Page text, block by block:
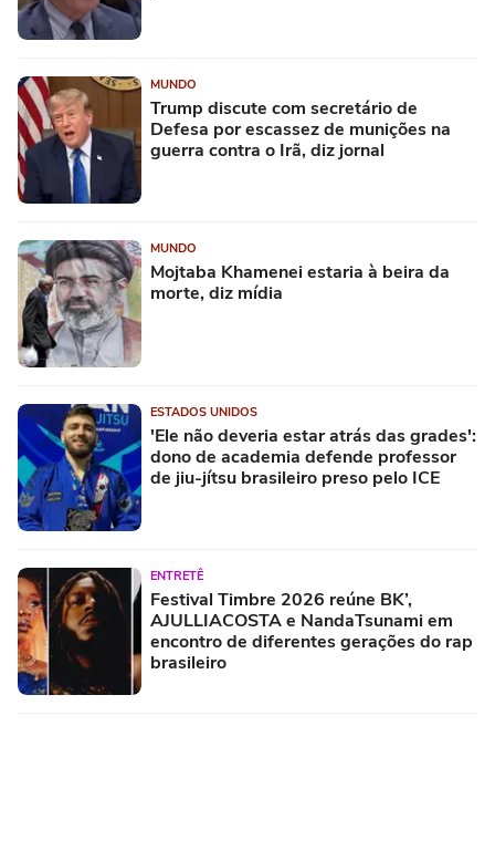
MUNDO
Trump discute com secretário de
Defesa por escassez de munições na
guerra contra o Irã, diz jornal
MUNDO
Mojtaba Khamenei estaria à beira da
morte, diz mídia
ESTADOS UNIDOS
'Ele não deveria estar atrás das grades':
dono de academia defende professor
de jiu-jítsu brasileiro preso pelo ICE
ENTRETÊ
Festival Timbre 2026 reúne BK’,
AJULLIACOSTA e NandaTsunami em
encontro de diferentes gerações do rap
brasileiro